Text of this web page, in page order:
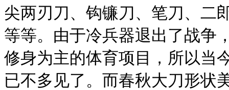
尖两刃刀、钩镰刀、笔刀、二
等等。由于冷兵器退出了战争
修身为主的体育项目，所以当
已不多见了。而春秋大刀形状